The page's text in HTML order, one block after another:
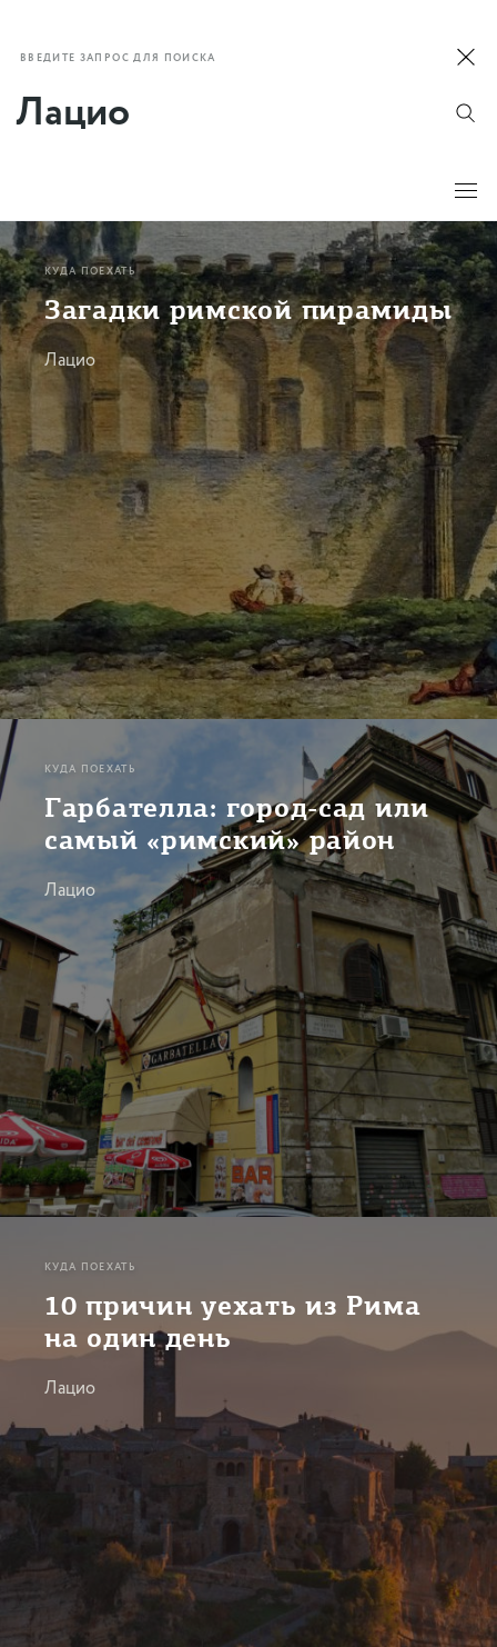
ВВЕДИТЕ ЗАПРОС ДЛЯ ПОИСКА
КУДА ПОЕХАТЬ
Загадки римской пирамиды
Лацио
КУДА ПОЕХАТЬ
Гарбателла: город-сад или
самый «римский» район
Лацио
КУДА ПОЕХАТЬ
10 причин уехать из Рима
на один день
Лацио